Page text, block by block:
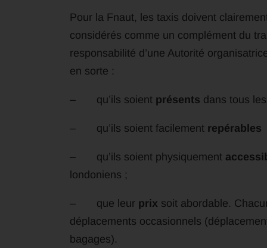
Pour la Fnaut, les taxis doivent
considérés comme un complément du
responsabilité d’une Autorité
en sorte :
– qu’ils soient présents dans tous
– qu’ils soient facilement repérables
– qu’ils soient physiquement
londoniens ;
– que leur prix soit abordable.
déplacements occasionnels
bagages).